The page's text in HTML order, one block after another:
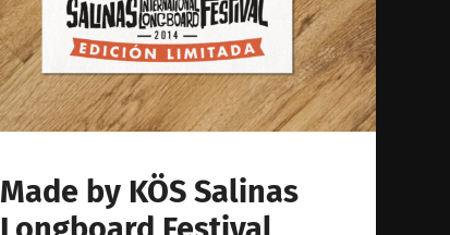
Made by KÖS Salinas